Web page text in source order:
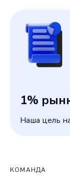
1%
Наша цель
КОМАНДА